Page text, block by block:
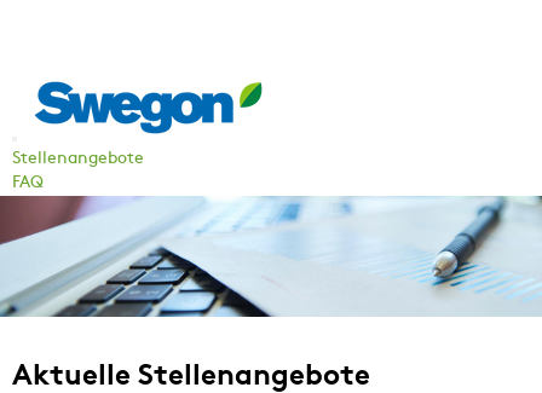
Stellenangebote
FAQ
Aktuelle Stellenangebote